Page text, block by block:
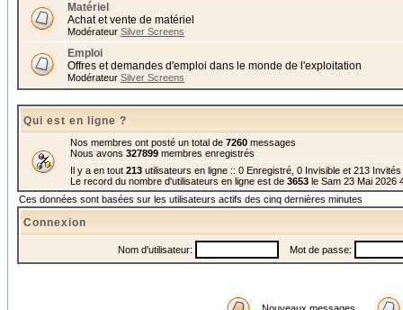
Matériel
Achat et vente de matériel
Modérateur Silver Screens
Emploi
Offres et demandes d'emploi dans le monde de l'exploitation
Modérateur Silver Screens
Qui est en ligne ?
Nos membres ont posté un total de 7260 messages
Nous avons 327899 membres enregistrés
Il y a en tout 213 utilisateurs en ligne :: 0 Enregistré, 0 Invisible et 213
Le record du nombre d'utilisateurs en ligne est de 3653 le Sam 23 Mai 2026
Ces données sont basées sur les utilisateurs actifs des cinq dernières minutes
Connexion
Nom d'utilisateur: Mot de passe: